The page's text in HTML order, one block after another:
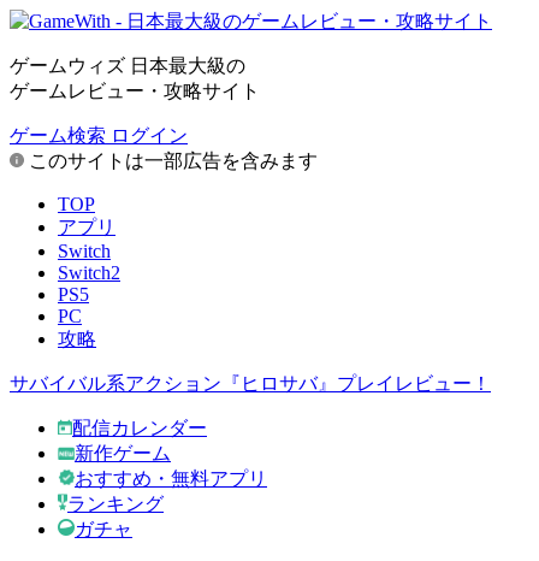
ゲームウィズ 日本最大級の
ゲームレビュー・攻略サイト
ゲーム検索 ログイン
このサイトは一部広告を含みます
TOP
アプリ
Switch
Switch2
PS5
PC
攻略
サバイバル系アクション『ヒロサバ』プレイレビュー！
配信カレンダー
新作ゲーム
おすすめ・無料アプリ
ランキング
ガチャ